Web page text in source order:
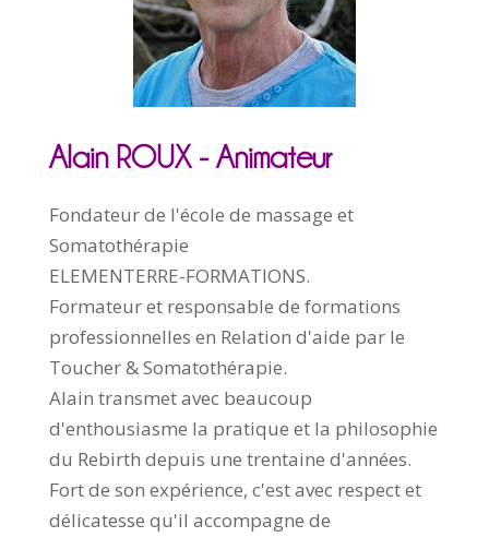
Alain ROUX - Animateur
Fondateur de l'école de massage et
Somatothérapie
ELEMENTERRE-FORMATIONS.
Formateur et responsable de formations
professionnelles en Relation d'aide par le
Toucher & Somatothérapie.
Alain transmet avec beaucoup
d'enthousiasme la pratique et la philosophie
du Rebirth depuis une trentaine d'années.
Fort de son expérience, c'est avec respect et
délicatesse qu'il accompagne de